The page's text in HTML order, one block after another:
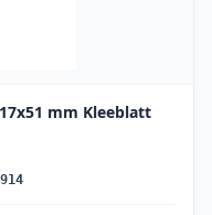
mm Kleeblatt